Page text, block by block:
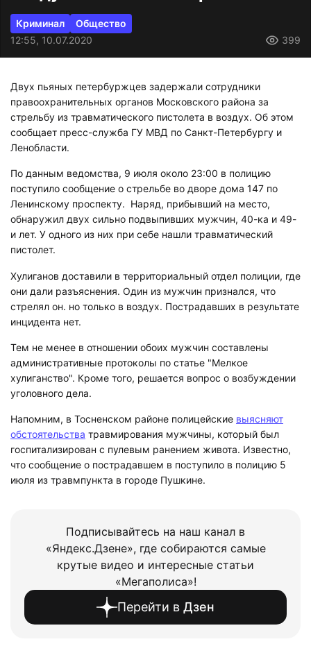
Криминал
Общество
12:55, 10.07.2020
399
Двух пьяных петербуржцев задержали сотрудники
правоохранительных органов Московского района за
стрельбу из травматического пистолета в воздух. Об этом
сообщает пресс-служба ГУ МВД по Санкт-Петербургу и
Ленобласти.
По данным ведомства, 9 июля около 23:00 в полицию
поступило сообщение о стрельбе во дворе дома 147 по
Ленинскому проспекту. Наряд, прибывший на место,
обнаружил двух сильно подвыпивших мужчин, 40-ка и 49-
и лет. У одного из них при себе нашли травматический
пистолет.
Хулиганов доставили в территориальный отдел полиции, где
они дали разъяснения. Один из мужчин признался, что
стрелял он. но только в воздух. Пострадавших в результате
инцидента нет.
Тем не менее в отношении обоих мужчин составлены
административные протоколы по статье "Мелкое
хулиганство". Кроме того, решается вопрос о возбуждении
уголовного дела.
Напомним, в Тосненском районе полицейские выясняют
обстоятельства травмирования мужчины, который был
госпитализирован с пулевым ранением живота. Известно,
что сообщение о пострадавшем в поступило в полицию 5
июля из травмпункта в городе Пушкине.
Подписывайтесь на наш канал в
«Яндекс.Дзене», где собираются самые
крутые видео и интересные статьи
«Мегаполиса»!
Перейти в Дзен